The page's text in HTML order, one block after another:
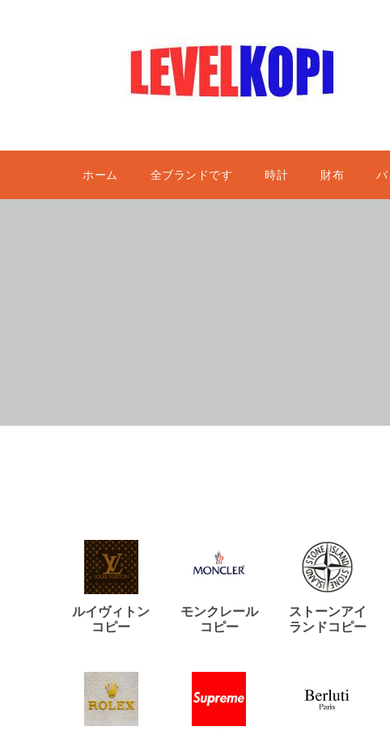
ホーム 全ブランドです 時計 財布
ルイヴィトン
コピー
モンクレール
コピー
ストーンアイ
ランドコピー